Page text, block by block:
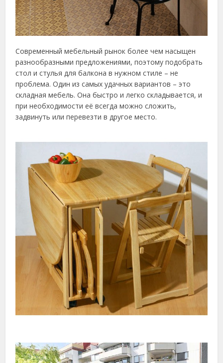
Современный мебельный рынок более чем насыщен
разнообразными предложениями, поэтому подобрать
стол и стулья для балкона в нужном стиле – не
проблема. Один из самых удачных вариантов – это
складная мебель. Она быстро и легко складывается, и
при необходимости её всегда можно сложить,
задвинуть или перевезти в другое место.